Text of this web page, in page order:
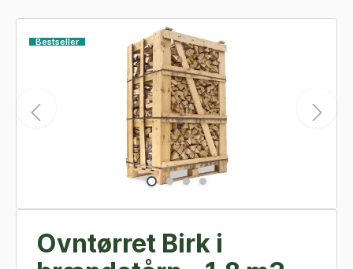
Bestseller
Ovntørret Birk i